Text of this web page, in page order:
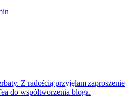
Z radością przyjęłam zaproszenie
do współtworzenia bloga.